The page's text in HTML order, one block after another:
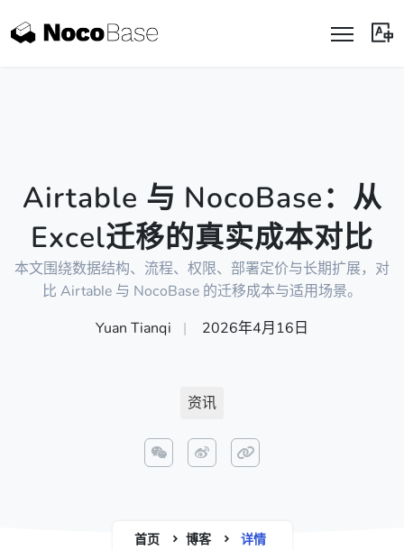
Airtable 与 NocoBase：从
Excel迁移的真实成本对比
本文围绕数据结构、流程、权限、部署定价与长期扩展，对
比 Airtable 与 NocoBase 的迁移成本与适用场景。
Yuan Tianqi
| 2026年4月16日
资讯
首页 博客 详情